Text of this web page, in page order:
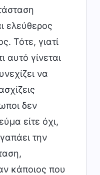
ελεύθερος
Τότε, γιατί
αυτό γίνεται
να
δεν
είτε όχι,
την
κάποιος που